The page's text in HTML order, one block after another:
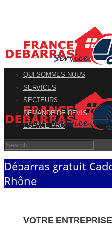
QUI SOMMES-NOUS
SERVICES
SECTEURS
DEMANDE DE DEVIS
ESPACE PRO
Débarras gratuit
Rhône
VOTRE